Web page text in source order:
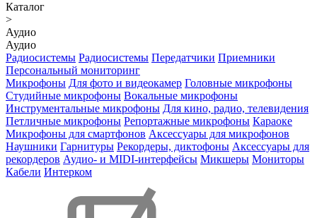
Каталог
>
Аудио
Аудио
Радиосистемы Радиосистемы Передатчики Приемники
Персональный мониторинг
Микрофоны Для фото и видеокамер Головные микрофоны
Студийные микрофоны Вокальные микрофоны
Инструментальные микрофоны Для кино, радио, телевидения
Петличные микрофоны Репортажные микрофоны Караоке
Микрофоны для смартфонов Аксессуары для микрофонов
Наушники Гарнитуры Рекордеры, диктофоны Аксессуары для
рекордеров Аудио- и MIDI-интерфейсы Микшеры Мониторы
Кабели Интерком